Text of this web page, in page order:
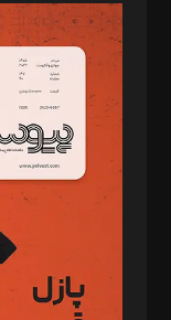
مدیر مسئول: محمدباقر
سردبیر: مهرک محمودی
دبیر تحریریه: میثم
د‌بیر ناداستان: سمانه
د‌بیر خدمت و تجارت:
د‌بیر حقوق فناوری:
د‌بیر پیوست جهان: مینا
د‌بیر تحریریه آنلاین:
تحریریه‌: مجتبی
مصطفی مسجدی آرانی،